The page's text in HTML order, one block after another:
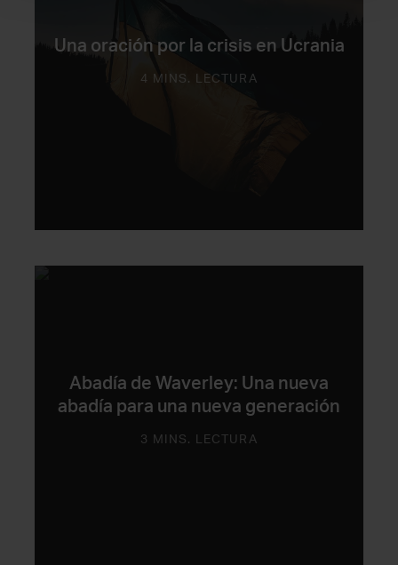
Una oración por la crisis en Ucrania
4 MINS. LECTURA
Abadía de Waverley: Una nueva
abadía para una nueva generación
3 MINS. LECTURA